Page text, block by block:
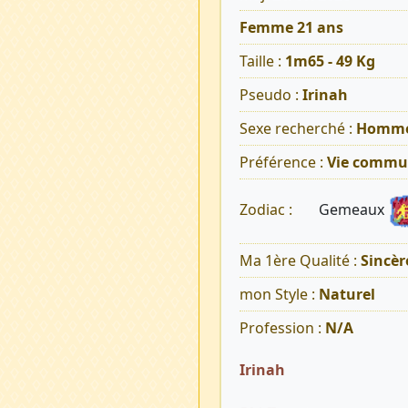
Femme 21 ans
Taille : 1m65 - 49 Kg
Pseudo : Irinah
Sexe recherché :
Préférence : Vie
Zodiac : Gemeaux
Ma 1ère Qualité :
mon Style : Naturel
Profession : N/A
Irinah